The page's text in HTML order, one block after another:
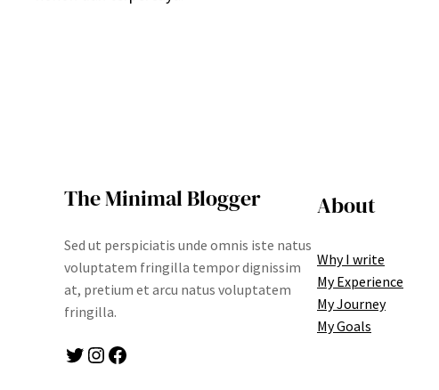
The Minimal Blogger
Sed ut perspiciatis unde omnis iste natus
voluptatem fringilla tempor dignissim
at, pretium et arcu natus voluptatem
fringilla.
Twitter Instagram Facebook
About
Why I write
My Experience
My Journey
My Goals